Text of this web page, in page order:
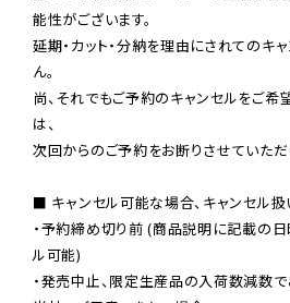
能性がございます。
延期・カット・分納を理由にされてのキ
ん。
尚、それでもご予約のキャンセルをご希
は、
次回からのご予約をお断りさせていただ
■ キャンセル可能な場合、キャンセル
・予約締め切り前 (商品説明に記載の
ル可能)
・発売中止、限定生産品の入荷数減数